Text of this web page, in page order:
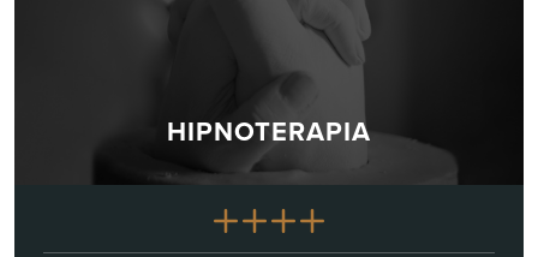
HIPNOTERAPIA